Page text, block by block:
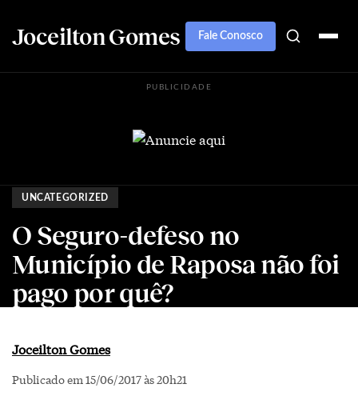
Joceilton Gomes Fale Conosco
PUBLICIDADE
UNCATEGORIZED
O Seguro-defeso no
Município de Raposa não foi
pago por quê?
Joceilton Gomes
Publicado em 15/06/2017 às 20h21